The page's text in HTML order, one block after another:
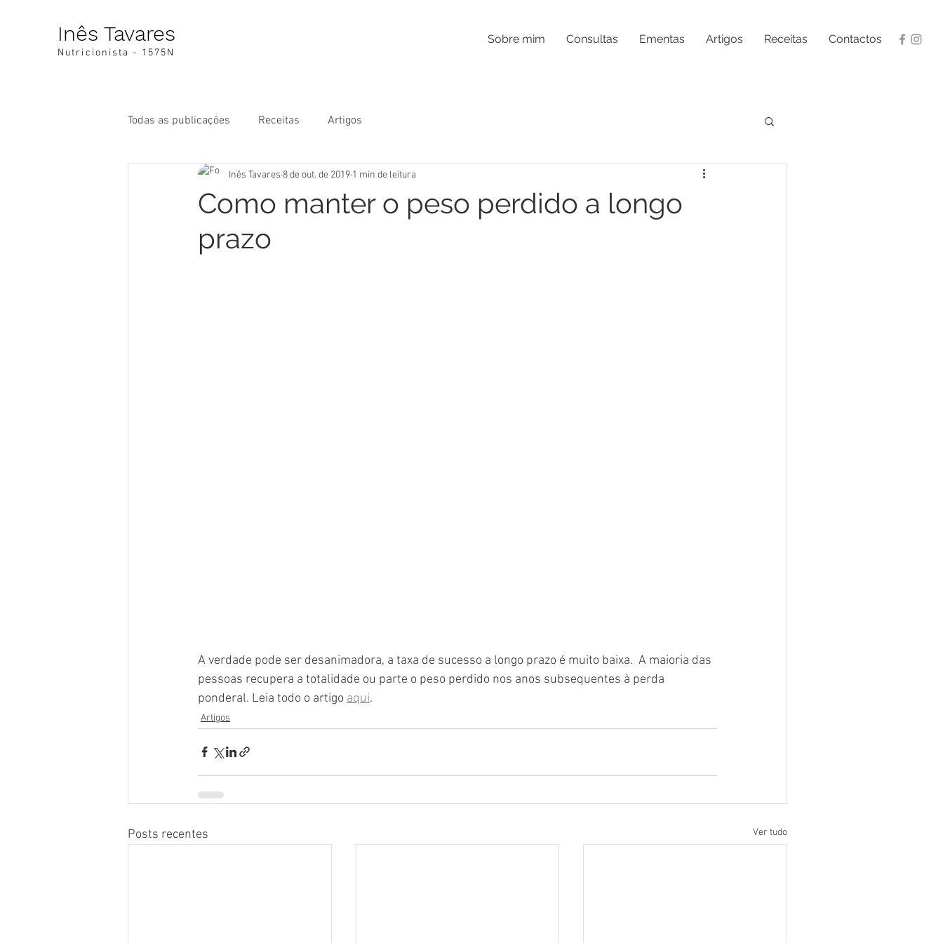
Inês Tavares
Nutricionista - 1575N
Sobre mim Consultas Ementas Artigos Receitas Contactos
Todas as publicações Receitas Artigos
Como manter o peso perdido a longo
prazo
Inês Tavares 8 de out. de 2019 1 min de leitura
A verdade pode ser desanimadora, a taxa de sucesso a longo prazo é muito baixa.  A maioria das
pessoas recupera a totalidade ou parte o peso perdido nos anos subsequentes à perda
ponderal. Leia todo o artigo aqui.
Artigos
Posts recentes Ver tudo